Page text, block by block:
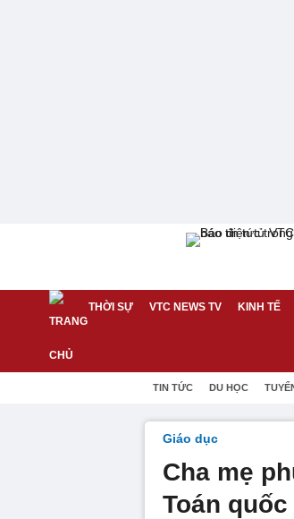
THỜI SỰ VTC NEWS TV KINH TẾ
TIN TỨC DU HỌC
Giáo dục
Cha mẹ
Toán quốc